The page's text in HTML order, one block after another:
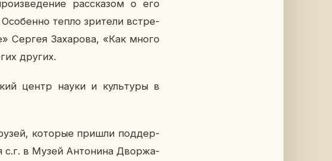
рас­ска­зом о его
тепло зри­те­ли встре­
Сергея За­ха­ро­ва, «Как много
других.
центр науки и куль­ту­ры в
ко­то­рые пришли под­дер­
с.г. в Музей Ан­то­ни­на Двор­жа­